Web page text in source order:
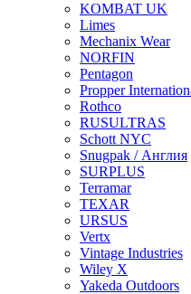
KOMBAT UK
Limes
Mechanix Wear
NORFIN
Pentagon
Propper
Rothco
RUSULTRAS
Schott NYC
Snugpak / Англия
SURPLUS
Terramar
TEXAR
URSUS
Vertx
Vintage Industries
Wiley X
Yakeda Outdoors